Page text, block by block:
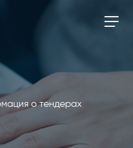
о тендерах